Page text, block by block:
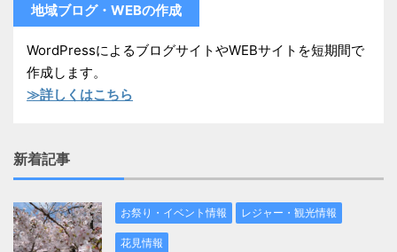
地域ブログ・WEBの作成
WordPressによるブログサイトやWEBサイトを短期間で
作成します。
≫詳しくはこちら
新着記事
お祭り・イベント情報 レジャー・観光情報
花見情報